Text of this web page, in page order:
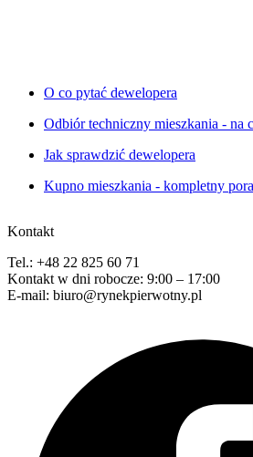
O co pytać dewelopera
Odbiór techniczny mieszkania - na
Jak sprawdzić dewelopera
Kupno mieszkania - kompletny
Kontakt
Tel.: +48 22 825 60 71
Kontakt w dni robocze: 9:00 – 17:00
E-mail: biuro@rynekpierwotny.pl